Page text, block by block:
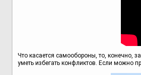
Что касается самообороны, то, конечно,
уметь избегать конфликтов. Если можно